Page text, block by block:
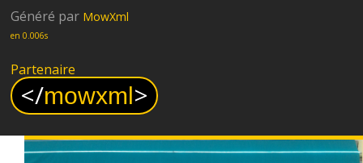
Généré par MowXml
en 0.006s
Partenaire
</mowxml>